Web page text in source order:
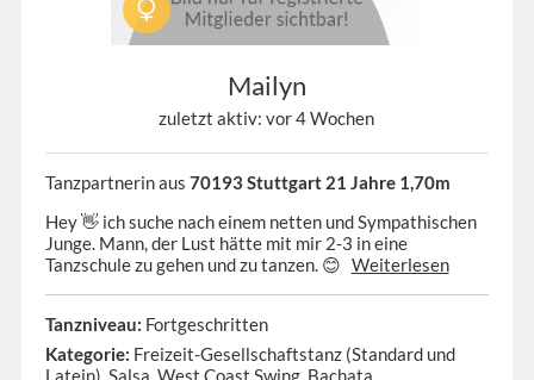
Mailyn
zuletzt aktiv: vor 4 Wochen
Tanzpartnerin aus 70193 Stuttgart 21 Jahre 1,70m
Hey 👋 ich suche nach einem netten und Sympathischen
Junge. Mann, der Lust hätte mit mir 2-3 in eine
Tanzschule zu gehen und zu tanzen. 😊 Weiterlesen
Tanzniveau: Fortgeschritten
Kategorie: Freizeit-Gesellschaftstanz (Standard und
Latein), Salsa, West Coast Swing, Bachata